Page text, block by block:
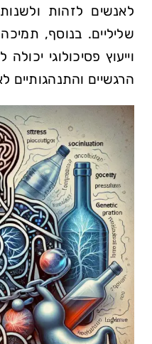
לאנשים לזהות
שליליים. בנוסף,
וייעוץ פסיכולוגי
הרגשיים והתנהגותיים